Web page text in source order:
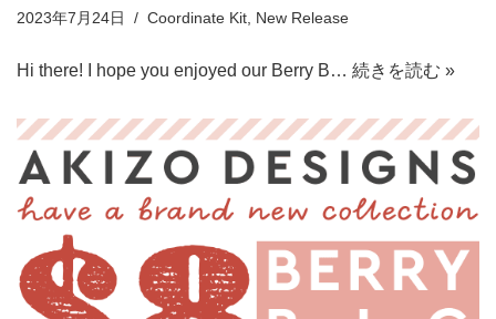
2023年7月24日 Coordinate Kit New Release
Hi there! I hope you enjoyed our Berry B… 続きを読む »